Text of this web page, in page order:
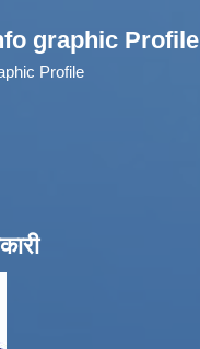
graphic Profile
Profile